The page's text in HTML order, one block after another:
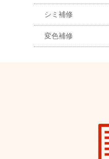
シミ補修
変色補修